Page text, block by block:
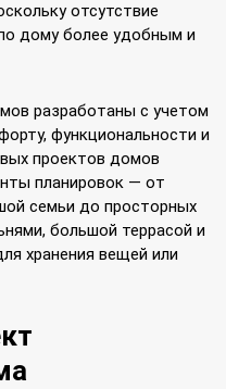
отсутствие
дому более удобным и
разработаны с учетом
функциональности и
проектов домов
планировок — от
семьи до просторных
большой террасой и
хранения вещей или